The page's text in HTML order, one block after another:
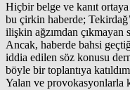
Hiçbir belge ve kanıt
bu çirkin haberde;
ilişkin ağzımdan çıkmayan
Ancak, haberde bahsi
iddia edilen söz konusu
böyle bir toplantıya
Yalan ve provokasyonlarla